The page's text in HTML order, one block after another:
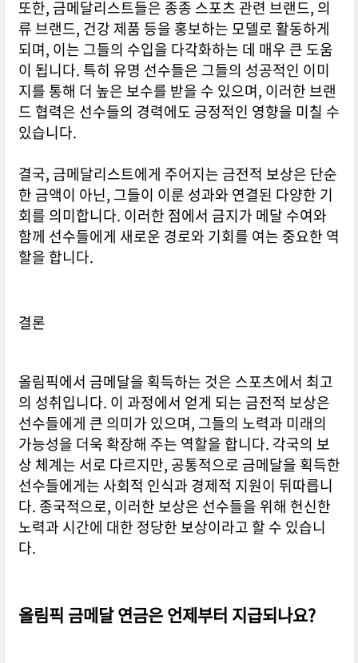
또한, 금메달리스트들은 종종 스포츠 관련 브랜드, 의
류 브랜드, 건강 제품 등을 홍보하는 모델로 활동하게
되며, 이는 그들의 수입을 다각화하는 데 매우 큰 도움
이 됩니다. 특히 유명 선수들은 그들의 성공적인 이미
지를 통해 더 높은 보수를 받을 수 있으며, 이러한 브랜
드 협력은 선수들의 경력에도 긍정적인 영향을 미칠 수
있습니다.
결국, 금메달리스트에게 주어지는 금전적 보상은 단순
한 금액이 아닌, 그들이 이룬 성과와 연결된 다양한 기
회를 의미합니다. 이러한 점에서 금지가 메달 수여와
함께 선수들에게 새로운 경로와 기회를 여는 중요한 역
할을 합니다.
결론
올림픽에서 금메달을 획득하는 것은 스포츠에서 최고
의 성취입니다. 이 과정에서 얻게 되는 금전적 보상은
선수들에게 큰 의미가 있으며, 그들의 노력과 미래의
가능성을 더욱 확장해 주는 역할을 합니다. 각국의 보
상 체계는 서로 다르지만, 공통적으로 금메달을 획득한
선수들에게는 사회적 인식과 경제적 지원이 뒤따릅니
다. 종국적으로, 이러한 보상은 선수들을 위해 헌신한
노력과 시간에 대한 정당한 보상이라고 할 수 있습니
다.
올림픽 금메달 연금은 언제부터 지급되나요?